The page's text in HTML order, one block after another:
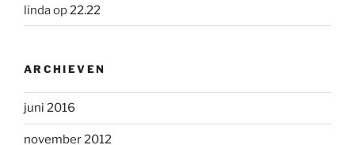
lindaop 22.22
ARCHIEVEN
juni 2016
november 2012